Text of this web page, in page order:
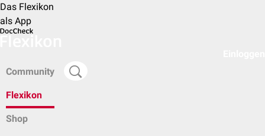
Das Flexikon
als App
Community
Flexikon
Shop